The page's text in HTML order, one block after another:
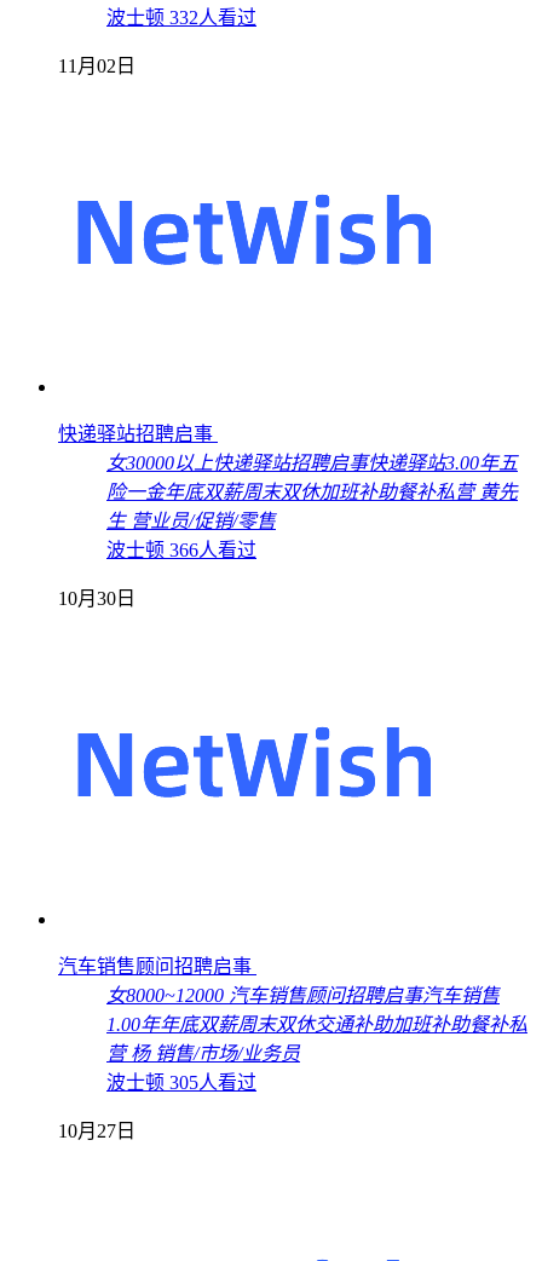
波士顿 332人看过
11月02日
快递驿站招聘启事
女30000以上快递驿站招聘启事快递驿站3.00年五
险一金年底双薪周末双休加班补助餐补私营 黄先
生 营业员/促销/零售
波士顿 366人看过
10月30日
汽车销售顾问招聘启事
女8000~12000 汽车销售顾问招聘启事汽车销售
1.00年年底双薪周末双休交通补助加班补助餐补私
营 杨 销售/市场/业务员
波士顿 305人看过
10月27日